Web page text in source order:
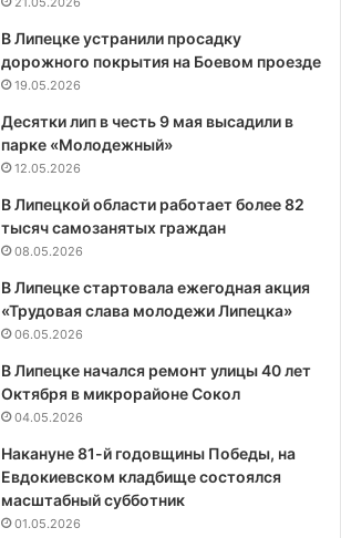
В Липецке устранили просадку
дорожного покрытия на Боевом проезде
19.05.2026
Десятки лип в честь 9 мая высадили в
парке «Молодежный»
12.05.2026
В Липецкой области работает более 82
тысяч самозанятых граждан
08.05.2026
В Липецке стартовала ежегодная акция
«Трудовая слава молодежи Липецка»
06.05.2026
В Липецке начался ремонт улицы 40 лет
Октября в микрорайоне Сокол
04.05.2026
Накануне 81-й годовщины Победы, на
Евдокиевском кладбище состоялся
масштабный субботник
01.05.2026